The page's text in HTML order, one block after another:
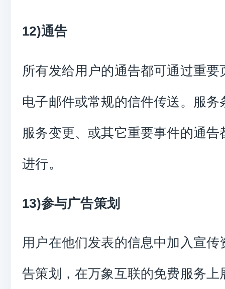
12)通告
所有发给用户的通告都可通过重要
电子邮件或常规的信件传送。服务
服务变更、或其它重要事件的通告
进行。
13)参与广告策划
用户在他们发表的信息中加入宣传
告策划，在万象互联的免费服务上